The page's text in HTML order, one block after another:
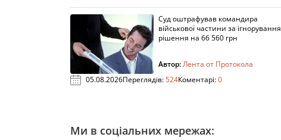
Суд оштрафував командира
військової частини за ігнорування
рішення на 66 560 грн
Автор:Лента от Протокола
05.08.2026Переглядів:524Коментарі:0
Ми в соціальних мережах: